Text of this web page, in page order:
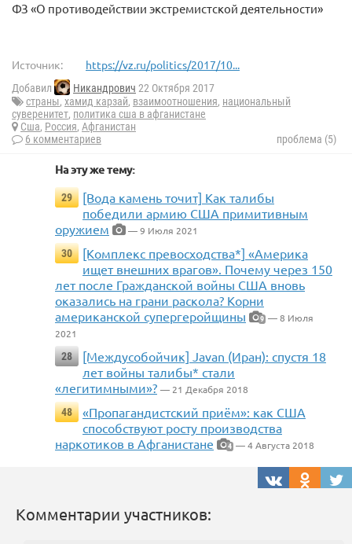
ФЗ «О противодействии экстремистской деятельности»
Источник: https://vz.ru/politics/2017/10...
Добавил Никандрович 22 Октября 2017
страны, хамид карзай, взаимоотношения, национальный
суверенитет, политика сша в афганистане
Сша, Россия, Афганистан
6 комментариев
проблема (5)
На эту же тему:
29
[Вода камень точит] Как талибы
победили армию США примитивным
оружием
— 9 Июля 2021
30
[Комплекс превосходства*] «Америка
ищет внешних врагов». Почему через 150
лет после Гражданской войны США вновь
оказались на грани раскола? Корни
американской супергеройщины
9 — 8 Июля
2021
28
[Междусобойчик] Javan (Иран): спустя 18
лет войны талибы* стали
«легитимными»? — 21 Декабря 2018
48
«Пропагандистский приём»: как США
способствуют росту производства
наркотиков в Афганистане
4 — 4 Августа 2018
Комментарии участников: